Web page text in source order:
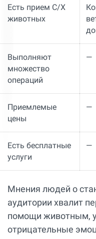
Есть прием С/Х
животных
Выполняют
множество
операций
—
Приемлемые
цены
—
Есть бесплатные
услуги
—
Мнения людей о
аудитории хвалит
помощи животным, у
отрицательные